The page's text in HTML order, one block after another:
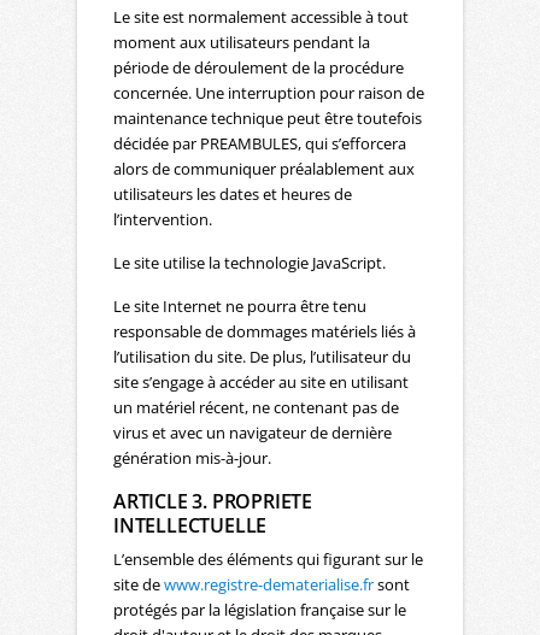
Le site est normalement accessible à tout
moment aux utilisateurs pendant la
période de déroulement de la procédure
concernée. Une interruption pour raison de
maintenance technique peut être toutefois
décidée par PREAMBULES, qui s’efforcera
alors de communiquer préalablement aux
utilisateurs les dates et heures de
l’intervention.
Le site utilise la technologie JavaScript.
Le site Internet ne pourra être tenu
responsable de dommages matériels liés à
l’utilisation du site. De plus, l’utilisateur du
site s’engage à accéder au site en utilisant
un matériel récent, ne contenant pas de
virus et avec un navigateur de dernière
génération mis-à-jour.
ARTICLE 3. PROPRIETE
INTELLECTUELLE
L’ensemble des éléments qui figurant sur le
site dewww.registre-dematerialise.frsont
protégés par la législation française sur le